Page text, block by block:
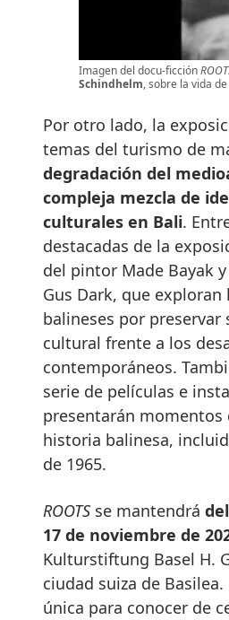
Imagen del docu-ficción
Schindhelm, sobre la vida de
Por otro lado, la
temas del turismo de
degradación del
compleja mezcla de
culturales en Bali.
destacadas de la
del pintor Made Bayak
Gus Dark, que exploran
balineses por preservar
cultural frente a los
contemporáneos.
serie de películas e
presentarán momentos
historia balinesa,
de 1965.
ROOTS se mantendrá
17 de noviembre de
Kulturstiftung Basel H.
ciudad suiza de
única para conocer de